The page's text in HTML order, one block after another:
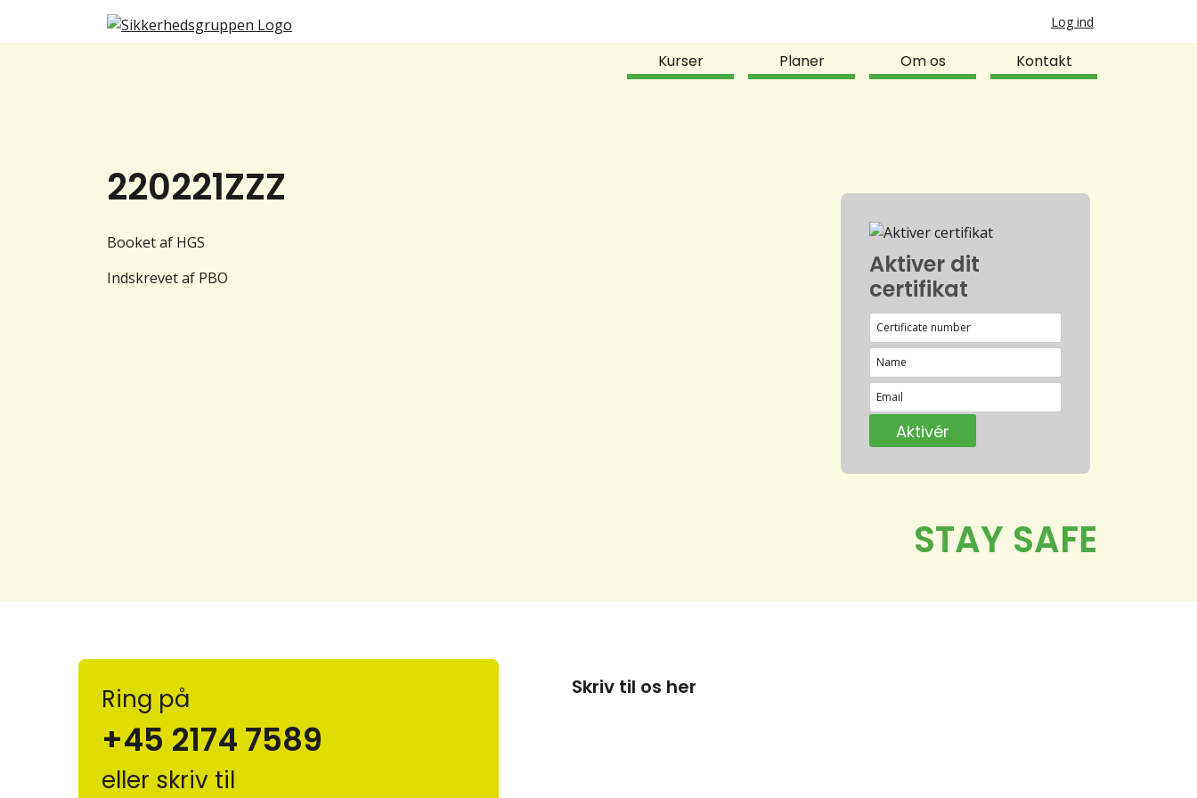
Log ind
Kurser Planer Om os Kontakt
220221ZZZ
Booket af HGS
Indskrevet af PBO
Aktiver dit
certifikat
Ring på
+45 2174 7589
eller skriv til
Skriv til os her